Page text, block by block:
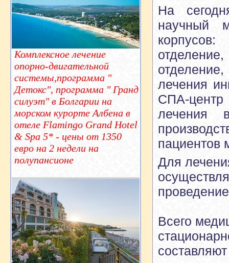
Комплексное лечение
опорно-двигательной
системы,программа "
Детокс", программа " Гранд
силуэт" в Болгарии на
морском курорте Албена в
отеле Flamingo Grand Hotel
& Spa 5* - цены от 1350
евро на 2 недели на
полупансионе
На
научный
корпусов:
лечения
СПА-
лечения
пациентов
Для
Всего